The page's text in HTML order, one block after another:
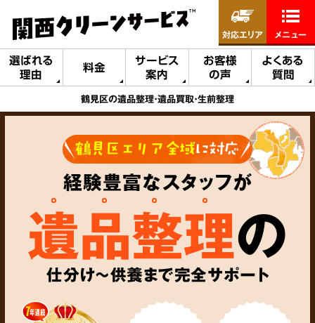
選ばれる
理由
料金
サービス
案内
お客様
の声
よくある
質問
対応エリア メニュー
鶴見区の遺品整理・遺品買取・生前整理
鶴見区エリア全域に対応
経験豊富なスタッフが
遺品整理の
仕分け～供養まで完全サポート